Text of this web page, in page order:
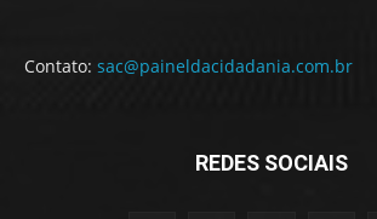
Contato: sac@paineldacidadania.com.br
REDES SOCIAIS